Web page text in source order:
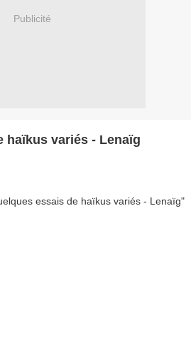
Publicité
haïkus variés - Lenaïg